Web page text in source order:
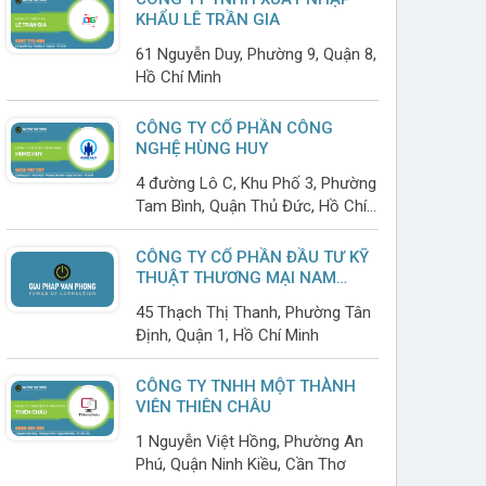
KHẨU LÊ TRẦN GIA
61 Nguyễn Duy, Phường 9, Quận 8,
Hồ Chí Minh
CÔNG TY CỔ PHẦN CÔNG
NGHỆ HÙNG HUY
4 đường Lô C, Khu Phố 3, Phường
Tam Bình, Quận Thủ Đức, Hồ Chí
Minh
CÔNG TY CỔ PHẦN ĐẦU TƯ KỸ
THUẬT THƯƠNG MẠI NAM
45 Thạch Thị Thanh, Phường Tân
Định, Quận 1, Hồ Chí Minh
CÔNG TY TNHH MỘT THÀNH
VIÊN THIÊN CHÂU
1 Nguyễn Việt Hồng, Phường An
Phú, Quận Ninh Kiều, Cần Thơ